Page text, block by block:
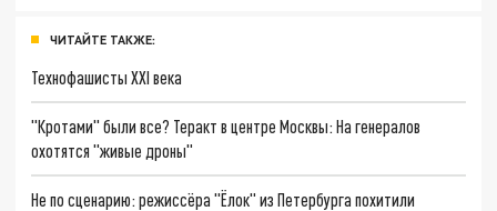
ЧИТАЙТЕ ТАКЖЕ:
Технофашисты XXI века
"Кротами" были все? Теракт в центре Москвы: На генералов
охотятся "живые дроны"
Не по сценарию: режиссёра "Ёлок" из Петербурга похитили